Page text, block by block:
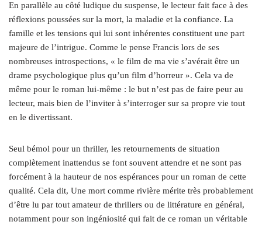
En parallèle au côté ludique du suspense, le lecteur fait face à des
réflexions poussées sur la mort, la maladie et la confiance. La
famille et les tensions qui lui sont inhérentes constituent une part
majeure de l’intrigue. Comme le pense Francis lors de ses
nombreuses introspections, « le film de ma vie s’avérait être un
drame psychologique plus qu’un film d’horreur ». Cela va de
même pour le roman lui-même : le but n’est pas de faire peur au
lecteur, mais bien de l’inviter à s’interroger sur sa propre vie tout
en le divertissant.
Seul bémol pour un thriller, les retournements de situation
complètement inattendus se font souvent attendre et ne sont pas
forcément à la hauteur de nos espérances pour un roman de cette
qualité. Cela dit, Une mort comme rivière mérite très probablement
d’être lu par tout amateur de thrillers ou de littérature en général,
notamment pour son ingéniosité qui fait de ce roman un véritable